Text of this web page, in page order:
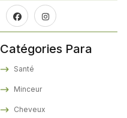
Catégories Para
Santé
Minceur
Cheveux